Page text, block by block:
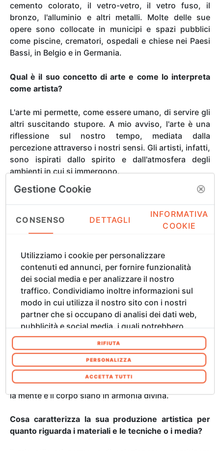
cemento colorato, il vetro-vetro, il vetro fuso, il
bronzo, l'alluminio e altri metalli. Molte delle sue
opere sono collocate in municipi e spazi pubblici
come piscine, crematori, ospedali e chiese nei Paesi
Bassi, in Belgio e in Germania.
Qual è il suo concetto di arte e come lo interpreta
come artista?
L'arte mi permette, come essere umano, di servire gli
altri suscitando stupore. A mio avviso, l'arte è una
riflessione sul nostro tempo, mediata dalla
percezione attraverso i nostri sensi. Gli artisti, infatti,
sono ispirati dallo spirito e dall'atmosfera degli
ambienti in cui si immergono.
Ci parli delle sue fonti di ispirazione, dei suoi modelli
Le fonti di ispirazione sono ereditate dal potere
creano e raccontano se stessi, le loro esperienze e le
loro conoscenze.
Cosa caratterizza la sua ricerca artistica da un
punto di vista formale o estetico?
La ricerca artistica è illimitata: può abbracciare due
dimensioni sulla tela, tre dimensioni nello spazio e
persino una quarta dimensione - il tempo, secondo
Einstein.
Per quanto riguarda l'estetica, penso che la bellezza
nasca da un'intuizione creativa che guida le forme e i
colori in modo da generare la sensazione che l'anima,
la mente e il corpo siano in armonia divina.
Cosa caratterizza la sua produzione artistica per
quanto riguarda i materiali e le tecniche o i media?
Gestione Cookie
CONSENSO DETTAGLI
INFORMATIVA
COOKIE
Utilizziamo i cookie per personalizzare
contenuti ed annunci, per fornire funzionalità
dei social media e per analizzare il nostro
traffico. Condividiamo inoltre informazioni sul
modo in cui utilizza il nostro sito con i nostri
partner che si occupano di analisi dei dati web,
pubblicità e social media, i quali potrebbero
combinarle con altre informazioni che ha
fornito loro o che hanno raccolto dal suo
utilizzo dei loro servizi. Acconsenta ai nostri
cookie se continua ad utilizzare il nostro sito
web. In qualsiasi momento è possibile
modificare o revocare il proprio consenso dalla
RIFIUTA
PERSONALIZZA
ACCETTA TUTTI